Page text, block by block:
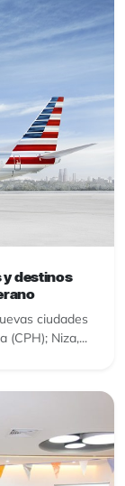
y destinos
ciudades
(CPH); Niza,...